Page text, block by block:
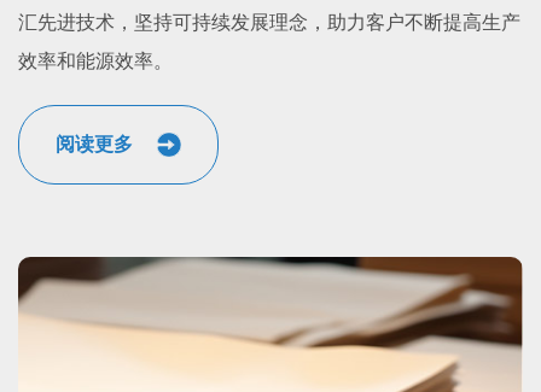
汇先进技术，坚持可持续发展理念，助力客户不断提高生产
效率和能源效率。
阅读更多